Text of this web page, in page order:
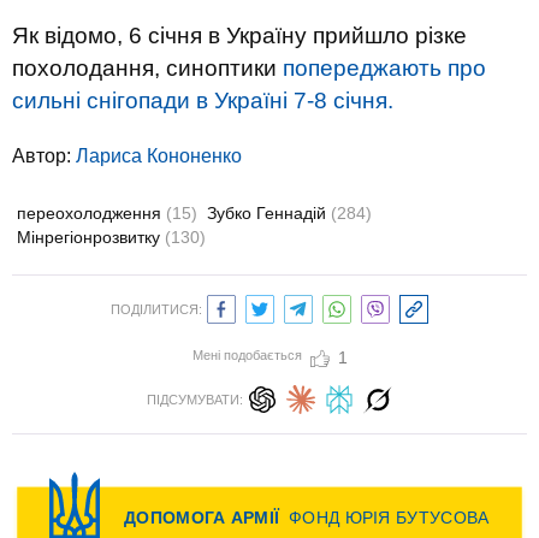
Як відомо, 6 січня в Україну прийшло різке
похолодання, синоптики попереджають про
сильні снігопади в Україні 7-8 січня.
Автор: Лариса Кононенко
переохолодження (15) Зубко Геннадій (284)
Мінрегіонрозвитку (130)
ПОДІЛИТИСЯ:
Мені подобається 1
ПІДСУМУВАТИ: